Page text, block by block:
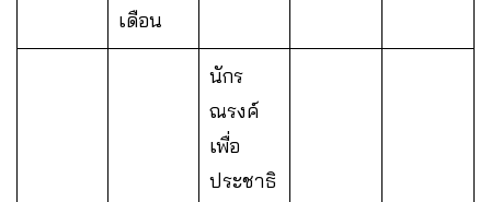
เดือน
นักร
ณรงค์
เพื่อ
ประชาธิ